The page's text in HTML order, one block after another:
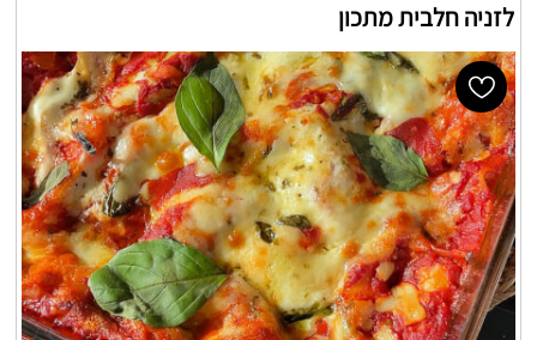
לזניה חלבית מתכון